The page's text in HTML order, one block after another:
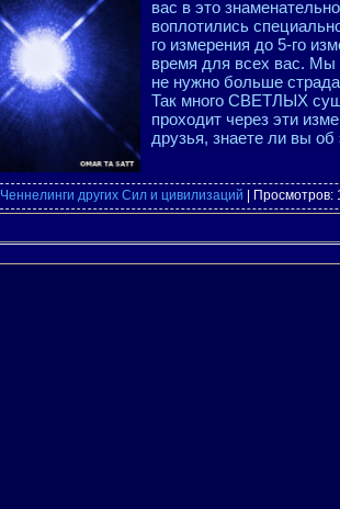
вас в это
воплотились
го измерения до 5-го
время для всех вас.
не нужно больше
Так много СВЕТЛЫХ
проходит через эти
друзья, знаете ли вы
Ченнелинги других Сил и цивилизаций | Просмотров: